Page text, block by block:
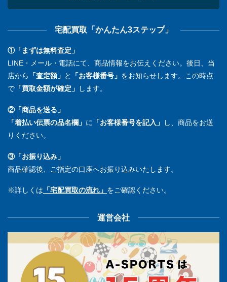
宅配買取「かんたん3ステップ」
①「まずは無料査定」
LINE・メール・電話にて、商品情報をお伝えください。後日、当
店から
「査定額」 と 「お客様番号」 をお知らせします。この時点
で 「買取金額が確定」 します。
②「商品を送る」
「着払い伝票の品名欄」 に 「お客様番号を記入」
し、商品をお送
りください。
③「お振り込み」
商品確認後、ご指定の口座へお振り込みいたします。
※詳しくは 「宅配買取の流れ」 をご確認ください。
運営会社